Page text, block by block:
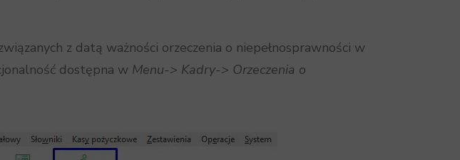
z datą ważności orzeczenia o niepełnosprawności w
dostępna w Menu-> Kadry-> Orzeczenia o